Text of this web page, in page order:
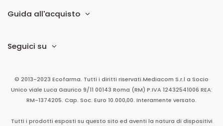
Guida all'acquisto
Seguici su
© 2013-2023 Ecofarma. Tutti i diritti riservati.Mediacom S.r.l a Socio
Unico viale Luca Gaurico 9/11 00143 Roma (RM) P.IVA 12432541006 REA:
RM-1374205. Cap. Soc. Euro 10.000,00. Interamente versato.
Tutti i prodotti esposti su questo sito ed aventi la natura di dispositivi